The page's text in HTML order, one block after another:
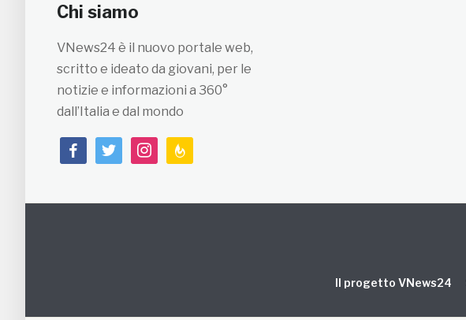
Chi siamo
VNews24 è il nuovo portale web,
scritto e ideato da giovani, per le
notizie e informazioni a 360°
dall’Italia e dal mondo
facebooktwitterinstagramfeedburner
Il progetto VNews24